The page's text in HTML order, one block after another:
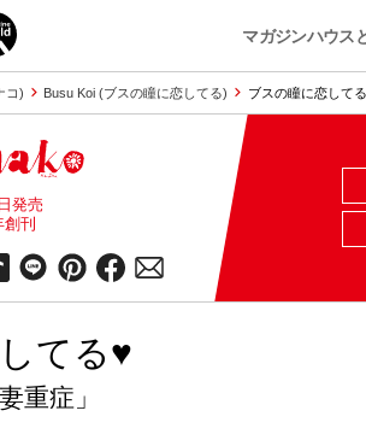
マガジンハウス
コ) Busu Koi (ブスの瞳に恋してる) ブスの瞳に恋して
発売
創刊
てる♥
重症」